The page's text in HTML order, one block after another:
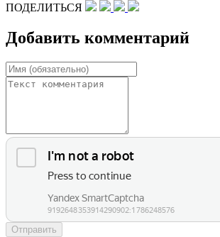
ПОДЕЛИТЬСЯ
Добавить комментарий
Отправить